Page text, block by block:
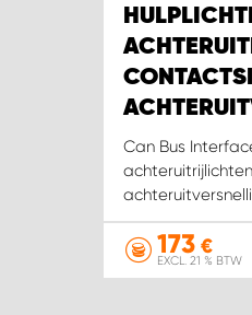
Can Bus
173 €
EXCL. 21 % BTW